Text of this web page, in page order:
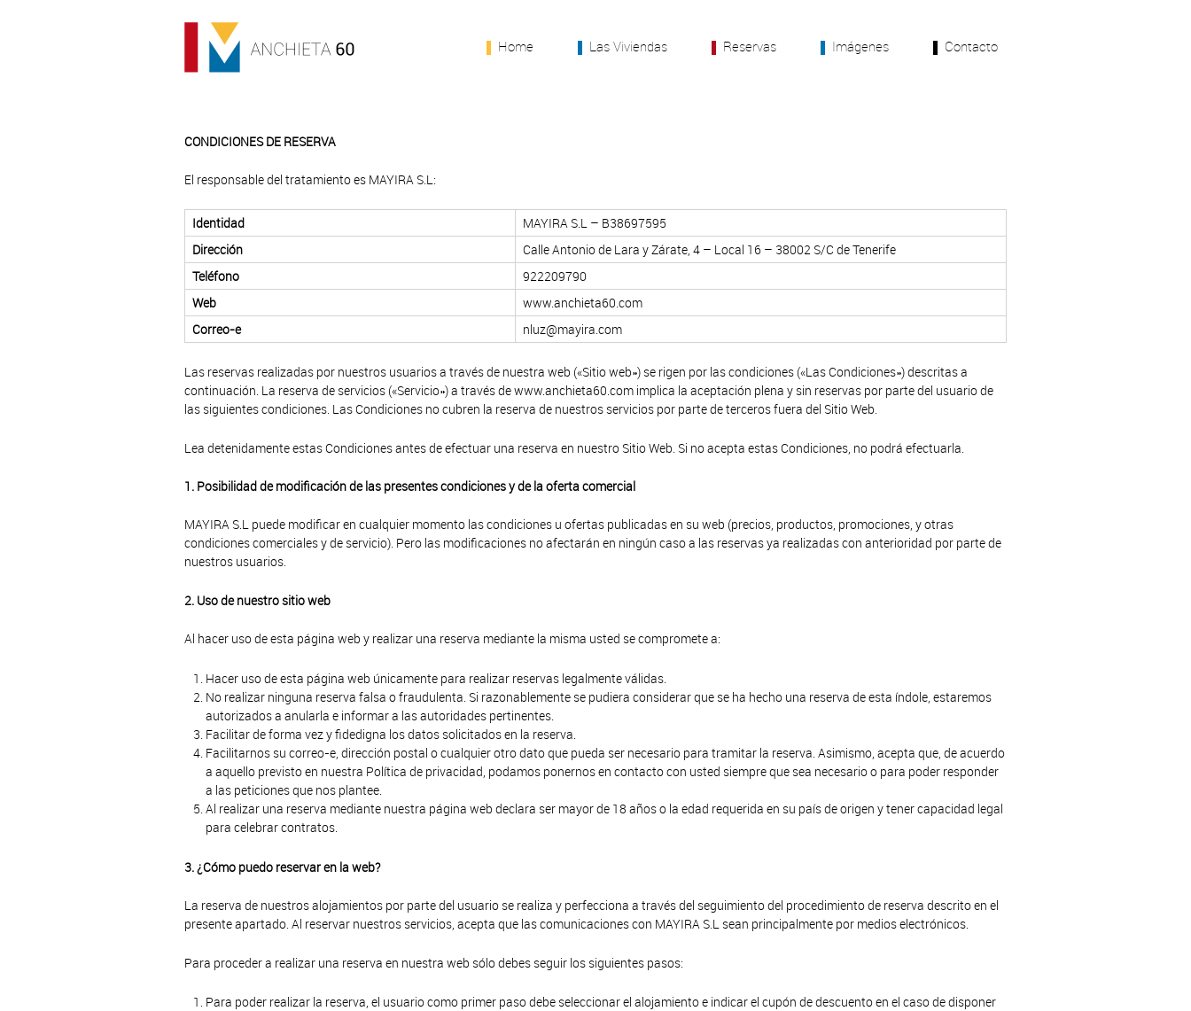
Home Las Viviendas Reservas Imágenes Contacto
CONDICIONES DE RESERVA
El responsable del tratamiento es MAYIRA S.L:
Identidad
MAYIRA S.L – B38697595
Dirección
Calle Antonio de Lara y Zárate, 4 – Local 16 – 38002 S/C de Tenerife
Teléfono
922209790
Web
www.anchieta60.com
Correo-e
nluz@mayira.com
Las reservas realizadas por nuestros usuarios a través de nuestra web («Sitio web») se rigen por las condiciones («Las Condiciones») descritas a
continuación. La reserva de servicios («Servicio») a través de www.anchieta60.com implica la aceptación plena y sin reservas por parte del usuario de
las siguientes condiciones. Las Condiciones no cubren la reserva de nuestros servicios por parte de terceros fuera del Sitio Web.
Lea detenidamente estas Condiciones antes de efectuar una reserva en nuestro Sitio Web. Si no acepta estas Condiciones, no podrá efectuarla.
1. Posibilidad de modificación de las presentes condiciones y de la oferta comercial
MAYIRA S.L puede modificar en cualquier momento las condiciones u ofertas publicadas en su web (precios, productos, promociones, y otras
condiciones comerciales y de servicio). Pero las modificaciones no afectarán en ningún caso a las reservas ya realizadas con anterioridad por parte de
nuestros usuarios.
2. Uso de nuestro sitio web
Al hacer uso de esta página web y realizar una reserva mediante la misma usted se compromete a:
Hacer uso de esta página web únicamente para realizar reservas legalmente válidas.
No realizar ninguna reserva falsa o fraudulenta. Si razonablemente se pudiera considerar que se ha hecho una reserva de esta índole, estaremos
autorizados a anularla e informar a las autoridades pertinentes.
Facilitar de forma vez y fidedigna los datos solicitados en la reserva.
Facilitarnos su correo-e, dirección postal o cualquier otro dato que pueda ser necesario para tramitar la reserva. Asimismo, acepta que, de acuerdo
a aquello previsto en nuestra Política de privacidad, podamos ponernos en contacto con usted siempre que sea necesario o para poder responder
a las peticiones que nos plantee.
Al realizar una reserva mediante nuestra página web declara ser mayor de 18 años o la edad requerida en su país de origen y tener capacidad legal
para celebrar contratos.
3. ¿Cómo puedo reservar en la web?
La reserva de nuestros alojamientos por parte del usuario se realiza y perfecciona a través del seguimiento del procedimiento de reserva descrito en el
presente apartado. Al reservar nuestros servicios, acepta que las comunicaciones con MAYIRA S.L sean principalmente por medios electrónicos.
Para proceder a realizar una reserva en nuestra web sólo debes seguir los siguientes pasos:
Para poder realizar la reserva, el usuario como primer paso debe seleccionar el alojamiento e indicar el cupón de descuento en el caso de disponer